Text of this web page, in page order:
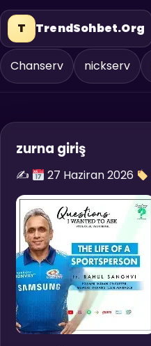
T TrendSohbet.Org
Chanserv nickserv
zurna giriş
✍️ 27 Haziran 2026